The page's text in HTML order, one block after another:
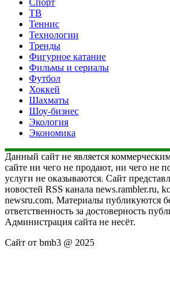
ТВ
Теннис
Технологии
Тренды
Фигурное катание
Фильмы и сериалы
Футбол
Хоккей
Шахматы
Шоу-бизнес
Экология
Экономика
Данный сайт не является
сайте ни чего не продают, ни чего не
услуги не оказываются. Сайт
новостей RSS канала news.rambler.ru,
newsru.com. Материалы публикуются
ответственность за достоверность
Администрация сайта не несёт.
Сайт от bmb3 @ 2025